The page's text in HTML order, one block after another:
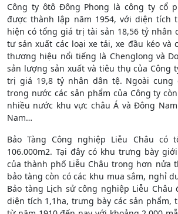
Công ty ôtô Đông Phong là công ty cổ
được thành lập năm 1954, với diện tích
hiện có tổng giá trị tài sản 18,56 tỷ nhân
tư sản xuất các loại xe tải, xe đầu kéo và
thương hiệu nổi tiếng là Chenglong và
sản lượng sản xuất và tiêu thụ của Công
trị giá 19,8 tỷ nhân dân tệ. Ngoài cung
trong nước các sản phẩm của Công ty
nhiều nước khu vực châu Á và Đông
Nam…
Bảo Tàng Công nghiệp Liễu Châu có
106.000m2. Tại đây có khu trưng bày
của thành phố Liễu Châu trong hơn nửa
bảo tàng còn có các khu mua sắm, nghỉ
Bảo tàng Lịch sử công nghiệp Liễu Châu
diện tích 1,1ha, trưng bày các sản phẩm,